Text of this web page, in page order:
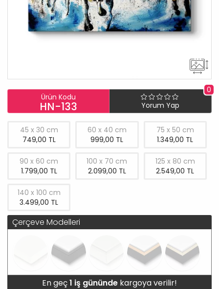
Ürün Kodu
HN-133
0
Yorum Yap
45 x 30 cm
749,00 TL
60 x 40 cm
999,00 TL
75 x 50 cm
1.349,00 TL
90 x 60 cm
1.799,00 TL
100 x 70 cm
2.099,00 TL
125 x 80 cm
2.549,00 TL
140 x 100 cm
3.499,00 TL
Çerçeve Modelleri
En geç1 iş gününde kargoya verilir!